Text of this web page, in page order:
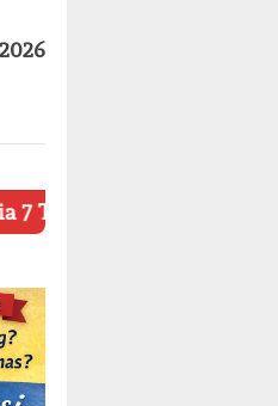
Kosmetik Palsu